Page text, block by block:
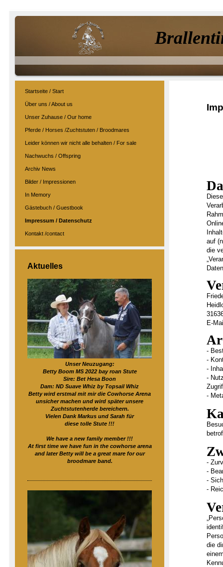
Startseite / Start
Über uns / About us
Unser Zuhause / Our home
Pferde / Horses /Zuchtstuten / Broodmares
Leider können wir nicht alle behalten / For sale
Nachwuchs / Offspring
Archiv News
Bilder / Impressionen
In Memory
Gästebuch / Guestbook
Impressum / Datenschutz
Kontakt /contact
Aktuelles
Unser Neuzugang:
Betty Boom MS 2022 bay roan Stute
Sire: Bet Hesa Boon
Dam: ND Suave Whiz by Topsail Whiz
Betty wird erstmal mit mir die Cowhorse Arena
unsicher machen und wird später unsere
Zuchtstutenherde bereichern.
Vielen Dank Markus und Sarah für
diese tolle Stute !!!
We have a new family member !!!
At first time we have fun in the cowhorse arena
and later Betty will be a great mare for our
broodmare band.
auf
die
E-
-
-
-
-
-
-
-
-
-
die